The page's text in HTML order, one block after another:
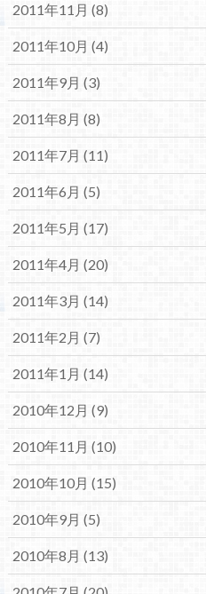
2011年11月 (8)
2011年10月 (4)
2011年9月 (3)
2011年8月 (8)
2011年7月 (11)
2011年6月 (5)
2011年5月 (17)
2011年4月 (20)
2011年3月 (14)
2011年2月 (7)
2011年1月 (14)
2010年12月 (9)
2010年11月 (10)
2010年10月 (15)
2010年9月 (5)
2010年8月 (13)